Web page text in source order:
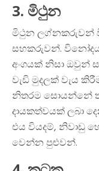
3. මිථුන
මිථුන ලග්නකරුවන්
සහකරුවන්.
අංගයක් නිසා ඔවුන්
වැඩි මුදලක් වැය
නිතරම සොයන්නේ
දායකත්වයක් ලබා
එය වියදම්, නිවාඩු
වෙන්න පුළුවන්.